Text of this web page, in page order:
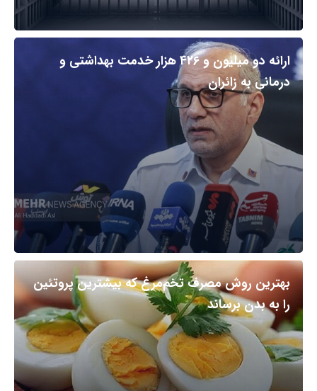
ارائه دو میلیون و ۴۲۶ هزار خدمت بهداشتی و
درمانی به زائران
بهترین روش مصرف تخم‌مرغ که بیشترین پروتئین
را به بدن برساند